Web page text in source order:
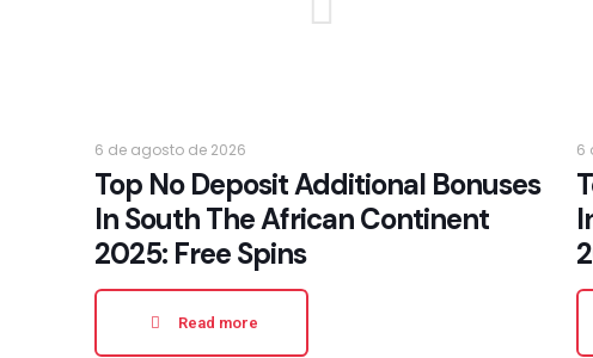
6 de agosto de 2026
Top No Deposit Additional Bonuses
In South The African Continent
2025: Free Spins
Read more
6